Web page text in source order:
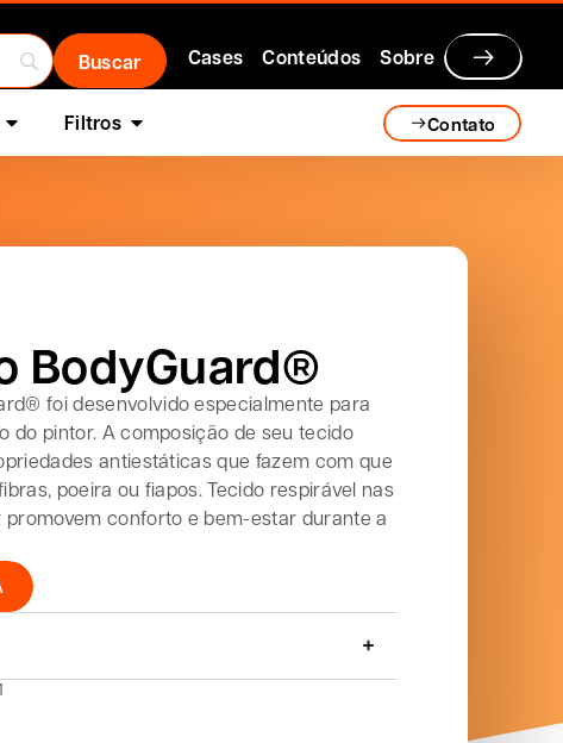
Cases Conteúdos Sobre
Filtros Contato
BodyGuard®
foi desenvolvido especialmente para
do pintor. A composição de seu tecido
antiestáticas que fazem com que
poeira ou fiapos. Tecido respirável nas
conforto e bem-estar durante a